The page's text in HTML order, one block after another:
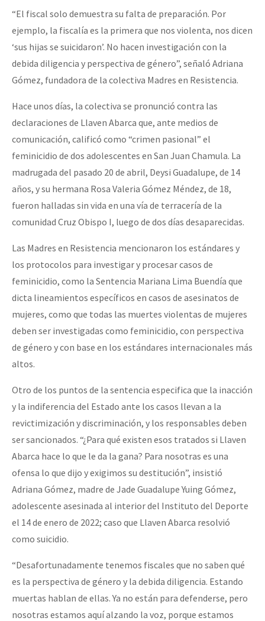
“El fiscal solo demuestra su falta de preparación. Por
ejemplo, la fiscalía es la primera que nos violenta, nos dicen
‘sus hijas se suicidaron’. No hacen investigación con la
debida diligencia y perspectiva de género”, señaló Adriana
Gómez, fundadora de la colectiva Madres en Resistencia.
Hace unos días, la colectiva se pronunció contra las
declaraciones de Llaven Abarca que, ante medios de
comunicación, calificó como “crimen pasional” el
feminicidio de dos adolescentes en San Juan Chamula. La
madrugada del pasado 20 de abril, Deysi Guadalupe, de 14
años, y su hermana Rosa Valeria Gómez Méndez, de 18,
fueron halladas sin vida en una vía de terracería de la
comunidad Cruz Obispo I, luego de dos días desaparecidas.
Las Madres en Resistencia mencionaron los estándares y
los protocolos para investigar y procesar casos de
feminicidio, como la Sentencia Mariana Lima Buendía que
dicta lineamientos específicos en casos de asesinatos de
mujeres, como que todas las muertes violentas de mujeres
deben ser investigadas como feminicidio, con perspectiva
de género y con base en los estándares internacionales más
altos.
Otro de los puntos de la sentencia especifica que la inacción
y la indiferencia del Estado ante los casos llevan a la
revictimización y discriminación, y los responsables deben
ser sancionados. “¿Para qué existen esos tratados si Llaven
Abarca hace lo que le da la gana? Para nosotras es una
ofensa lo que dijo y exigimos su destitución”, insistió
Adriana Gómez, madre de Jade Guadalupe Yuing Gómez,
adolescente asesinada al interior del Instituto del Deporte
el 14 de enero de 2022; caso que Llaven Abarca resolvió
como suicidio.
“Desafortunadamente tenemos fiscales que no saben qué
es la perspectiva de género y la debida diligencia. Estando
muertas hablan de ellas. Ya no están para defenderse, pero
nosotras estamos aquí alzando la voz, porque estamos